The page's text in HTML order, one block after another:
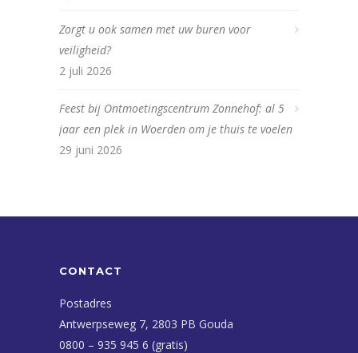
Zorgt u ook samen met uw buren voor
veiligheid?
2 juli 2026
Feest bij Ontmoetingscentrum Zonnehof: al 5
jaar een plek in Woerden om je thuis te voelen
29 juni 2026
CONTACT
Postadres
Antwerpseweg 7, 2803 PB Gouda
0800 – 935 945 6 (gratis)